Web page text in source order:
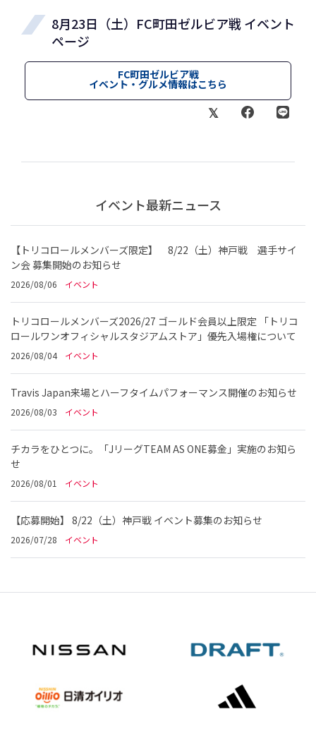
8月23日（土）FC町田ゼルビア戦 イベント
ページ
FC町田ゼルビア戦
イベント・グルメ情報はこちら
イベント最新ニュース
【トリコロールメンバーズ限定】 8/22（土）神戸戦 選手サイ
ン会 募集開始のお知らせ
2026/08/06 イベント
トリコロールメンバーズ2026/27 ゴールド会員以上限定 「トリコ
ロールワンオフィシャルスタジアムストア」優先入場権について
2026/08/04 イベント
Travis Japan来場とハーフタイムパフォーマンス開催のお知らせ
2026/08/03 イベント
チカラをひとつに。「JリーグTEAM AS ONE募金」実施のお知ら
せ
2026/08/01 イベント
【応募開始】 8/22（土）神戸戦 イベント募集のお知らせ
2026/07/28 イベント